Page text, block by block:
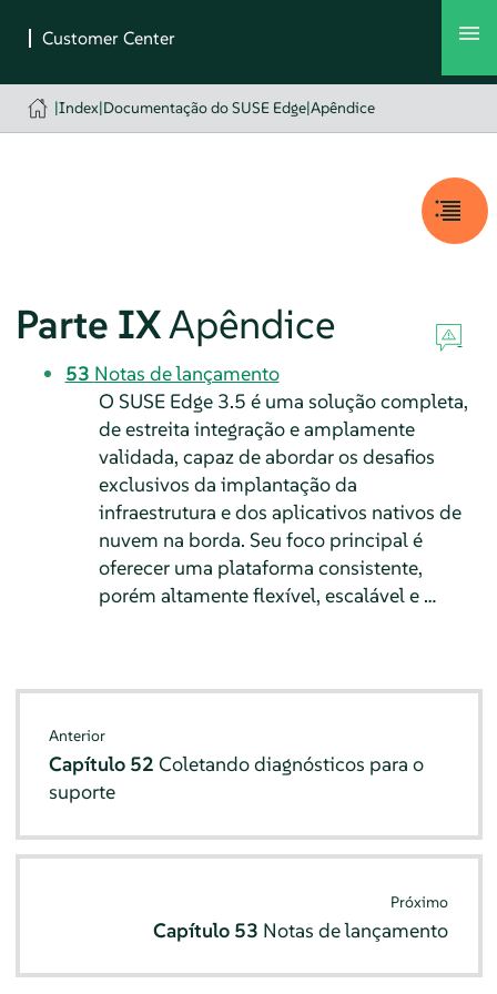
|Index|Documentação do SUSE Edge|Apêndice
Parte IXApêndice
53 Notas de lançamento
O SUSE Edge 3.5 é uma solução completa,
de estreita integração e amplamente
validada, capaz de abordar os desafios
exclusivos da implantação da
infraestrutura e dos aplicativos nativos de
nuvem na borda. Seu foco principal é
oferecer uma plataforma consistente,
porém altamente flexível, escalável e …
Anterior
Capítulo 52Coletando diagnósticos para o
suporte
Próximo
Capítulo 53 Notas de lançamento